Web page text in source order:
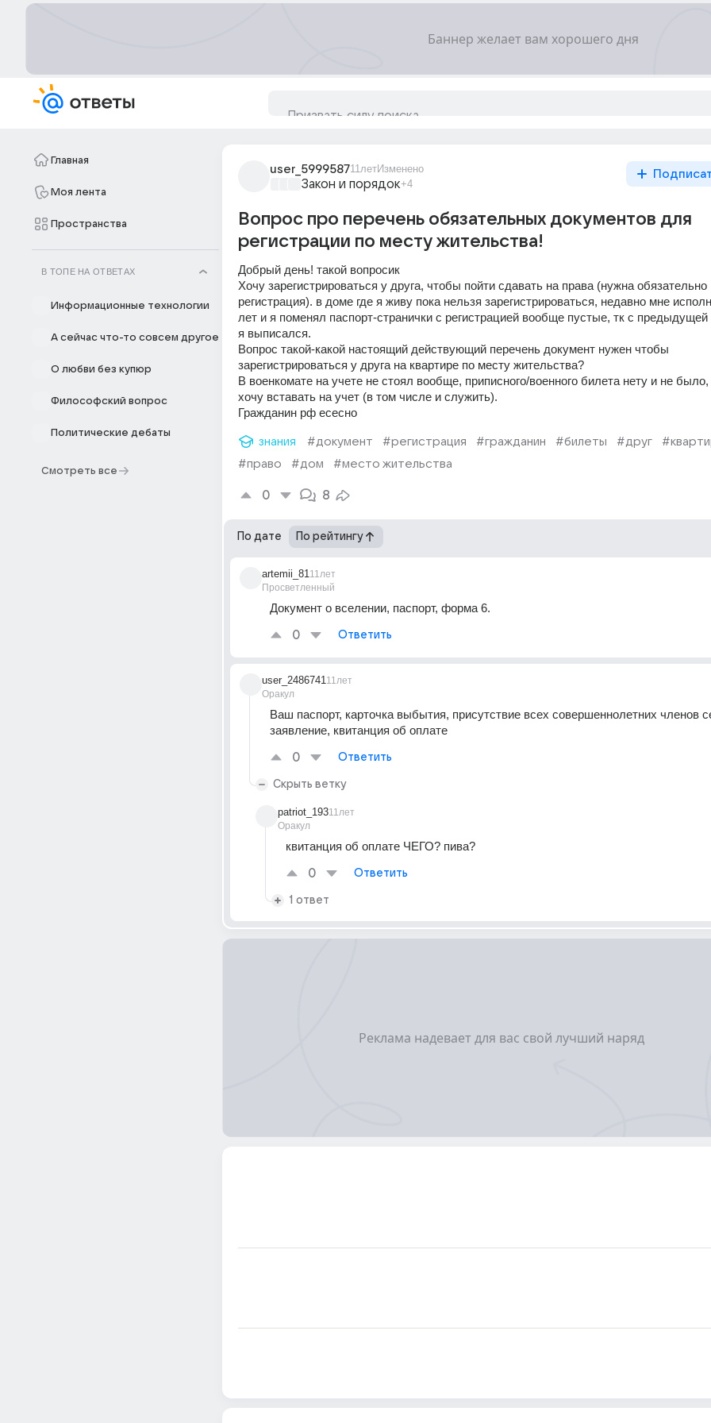
Главная
Моя лента
Пространства
В ТОПЕ НА ОТВЕТАХ
Информационные технологии
А сейчас что-то совсем другое
О любви без купюр
Философский вопрос
Политические дебаты
Смотреть все
user_599958711летИзменено
Закон и порядок+4
Вопрос про перечень обязательных документов для
регистрации по месту жительства!
Добрый день! такой вопросик
Хочу зарегистрироваться у друга, чтобы пойти сдавать на права (нужна обязательно
регистрация). в доме где я живу пока нельзя зарегистрироваться, недавно мне
лет и я поменял паспорт-странички с регистрацией вообще пустые, тк с предыдущей
я выписался.
Вопрос такой-какой настоящий действующий перечень документ нужен чтобы
зарегистрироваться у друга на квартире по месту жительства?
В военкомате на учете не стоял вообще, приписного/военного билета нету и не было,
хочу вставать на учет (в том числе и служить).
Гражданин рф есесно
знания #документ #регистрация #гражданин #билеты #друг
#право
#дом #место жительства
0 8
По дате По рейтингу
artemii_81
Просветленный
11лет
Документ о вселении, паспорт, форма 6.
0 Ответить
user_2486741
Оракул
11лет
Ваш паспорт, карточка выбытия, присутствие всех совершеннолетних членов
заявление, квитанция об оплате
0 Ответить
Скрыть ветку
patriot_193
Оракул
11лет
квитанция об оплате ЧЕГО? пива?
0 Ответить
1 ответ